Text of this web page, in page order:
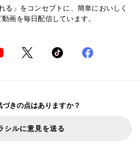
る」をコンセプトに、簡単においしく
画を毎日配信しています。
づきの点はありますか？
シルに意見を送る